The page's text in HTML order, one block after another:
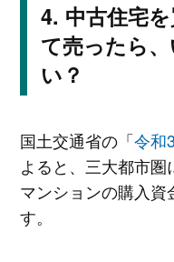
中古住宅
て売ったら
い？
国土交通省の「令和
よると、三大都市
マンションの購入
す。